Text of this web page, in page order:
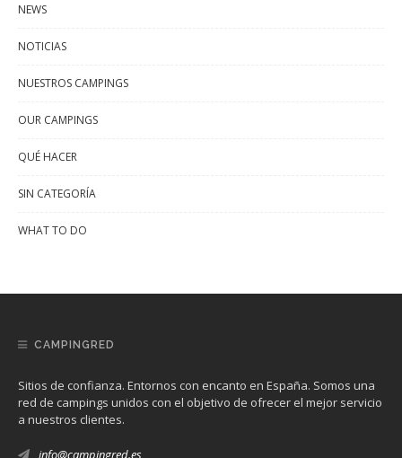
NEWS
NOTICIAS
NUESTROS CAMPINGS
OUR CAMPINGS
QUÉ HACER
SIN CATEGORÍA
WHAT TO DO
CAMPINGRED
Sitios de confianza. Entornos con encanto en España. Somos una
red de campings unidos con el objetivo de ofrecer el mejor servicio
a nuestros clientes.
info@campingred.es